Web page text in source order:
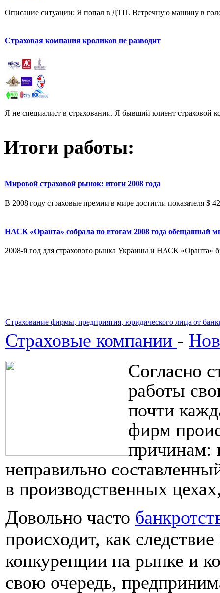
Описание ситуации: Я попал в ДТП. Встречную машину в
Страховая компания кроликов не разводит
Я не специалист в страховании. Я бывший клиент страховой
Итоги работы:
Мировой страховой рынок: итоги 2008 года
В 2008 году страховые премии в мире достигли показателя $
НАСК «Оранта» собрала по итогам 2008 года обещанный
2008-й год для страхового рынка Украины и НАСК «Оранта»
Страхование фирмы, предприятия, юридического лица от
Страховые компании -
Согласно
работы
почти
фирм
причинам:
неправильно
в производственных
Довольно часто
происходит, как
конкуренции на рынке и
свою очередь,